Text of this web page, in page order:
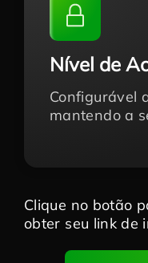
Nível de
Configurável
mantendo a
Clique no botão
obter seu link de